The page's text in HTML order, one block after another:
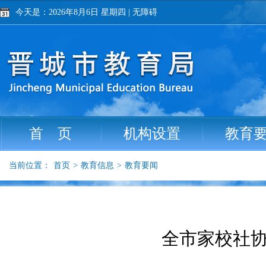
今天是：2026年8月6日 星期四 无障碍
首 页 机构设置 教育
当前位置： 首页 > 教育信息 > 教育要闻
全市家校社